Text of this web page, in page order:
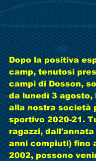
Dopo la positiva
camp, tenutosi
campi di Dosson,
da lunedì 3
alla nostra società
sportivo 2020-21.
ragazzi, dall'annata
anni compiuti) fino
2002, possono